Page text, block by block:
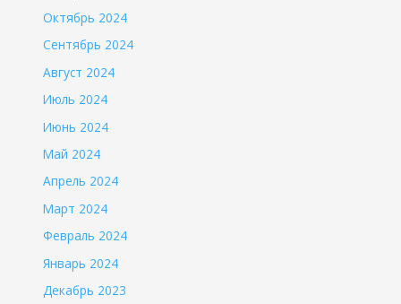
Октябрь 2024
Сентябрь 2024
Август 2024
Июль 2024
Июнь 2024
Май 2024
Апрель 2024
Март 2024
Февраль 2024
Январь 2024
Декабрь 2023